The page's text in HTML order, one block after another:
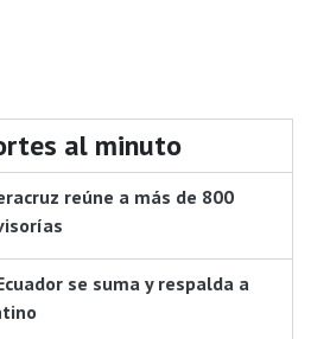
al minuto
reúne a más de 800
se suma y respalda a